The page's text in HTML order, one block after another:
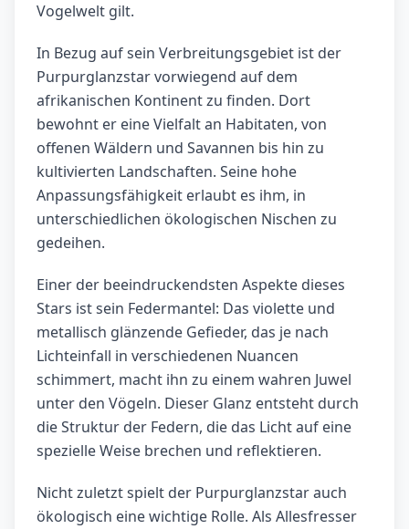
Vogelwelt gilt.
In Bezug auf sein Verbreitungsgebiet ist der
Purpurglanzstar vorwiegend auf dem
afrikanischen Kontinent zu finden. Dort
bewohnt er eine Vielfalt an Habitaten, von
offenen Wäldern und Savannen bis hin zu
kultivierten Landschaften. Seine hohe
Anpassungsfähigkeit erlaubt es ihm, in
unterschiedlichen ökologischen Nischen zu
gedeihen.
Einer der beeindruckendsten Aspekte dieses
Stars ist sein Federmantel: Das violette und
metallisch glänzende Gefieder, das je nach
Lichteinfall in verschiedenen Nuancen
schimmert, macht ihn zu einem wahren Juwel
unter den Vögeln. Dieser Glanz entsteht durch
die Struktur der Federn, die das Licht auf eine
spezielle Weise brechen und reflektieren.
Nicht zuletzt spielt der Purpurglanzstar auch
ökologisch eine wichtige Rolle. Als Allesfresser